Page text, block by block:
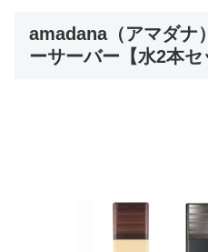
amadana（アマダナ
ーサーバー【水2本セ